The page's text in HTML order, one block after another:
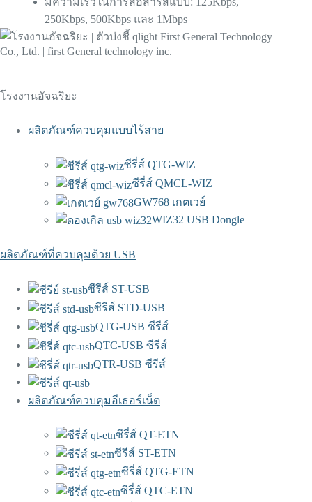
250Kbps, 500Kbps และ 1Mbps
โรงงานอัจฉริยะ
ผลิตภัณฑ์ควบคุมแบบไร้สาย
ซีรี่ส์ QTG-WIZ
ซีรี่ส์ QMCL-WIZ
GW768 เกตเวย์
WIZ32 USB Dongle
ผลิตภัณฑ์ที่ควบคุมด้วย USB
ซีรีส์ ST-USB
ซีรีส์ STD-USB
QTG-USB ซีรีส์
QTC-USB ซีรีส์
QTR-USB ซีรีส์
ผลิตภัณฑ์ควบคุมอีเธอร์เน็ต
ซีรี่ส์ QT-ETN
ซีรีส์ ST-ETN
ซีรี่ส์ QTG-ETN
ซีรี่ส์ QTC-ETN